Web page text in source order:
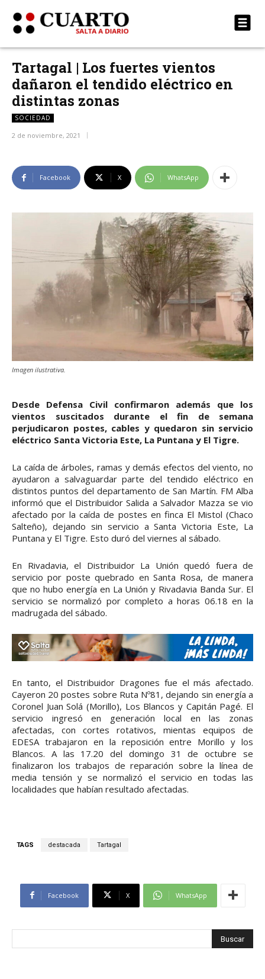
Tartagal | Los fuertes vientos
dañaron el tendido eléctrico en
distintas zonas
SOCIEDAD
2 de noviembre, 2021
Facebook X WhatsApp
Imagen ilustrativa.
Desde Defensa Civil confirmaron además que los
vientos suscitados durante el fin de semana
perjudicaron postes, cables y quedaron sin servicio
eléctrico Santa Victoria Este, La Puntana y El Tigre.
La caída de árboles, ramas y demás efectos del viento, no
ayudaron a salvaguardar parte del tendido eléctrico en
distintos puntos del departamento de San Martín. FM Alba
informó que el Distribuidor Salida a Salvador Mazza se vio
afectado por la caída de postes en finca El Mistol (Chaco
Salteño), dejando sin servicio a Santa Victoria Este, La
Puntana y El Tigre. Esto duró del viernes al sábado.
En Rivadavia, el Distribuidor La Unión quedó fuera de
servicio por poste quebrado en Santa Rosa, de manera
que no hubo energía en La Unión y Rivadavia Banda Sur. El
servicio se normalizó por completo a horas 06.18 en la
madrugada del sábado.
En tanto, el Distribuidor Dragones fue el más afectado.
Cayeron 20 postes sobre Ruta Nº81, dejando sin energía a
Coronel Juan Solá (Morillo), Los Blancos y Capitán Pagé. El
servicio ingresó en generación local en las zonas
afectadas, con cortes rotativos, mientas equipos de
EDESA trabajaron en la reposición entre Morillo y los
Blancos. A las 17.20 del domingo 31 de octubre se
finalizaron los trabajos de reparación sobre la línea de
media tensión y se normalizó el servicio en todas las
localidades que habían resultado afectadas.
TAGS destacada Tartagal
Facebook X WhatsApp